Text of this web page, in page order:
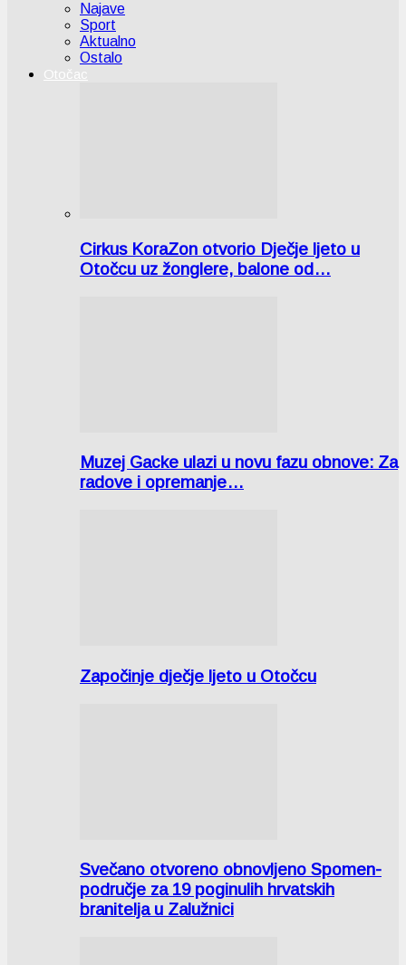
Najave
Sport
Aktualno
Ostalo
Otočac
Cirkus KoraZon otvorio Dječje ljeto u
Otočcu uz žonglere, balone od…
Muzej Gacke ulazi u novu fazu obnove: Za
radove i opremanje…
Započinje dječje ljeto u Otočcu
Svečano otvoreno obnovljeno Spomen-
područje za 19 poginulih hrvatskih
branitelja u Zalužnici